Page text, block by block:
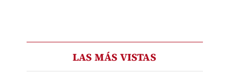
LAS MÁS VISTAS